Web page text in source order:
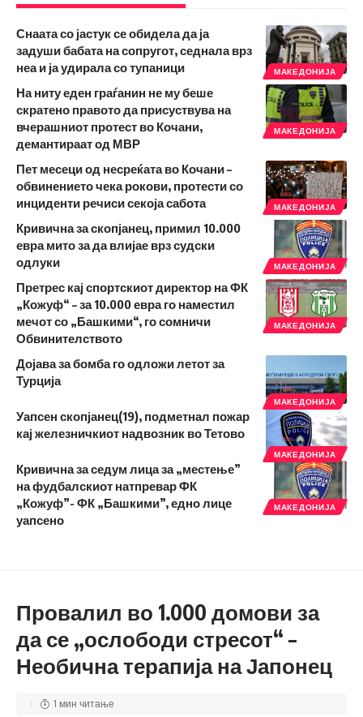
МАКЕДОНИЈА
Снаата со јастук се обидела да ја
задуши бабата на сопругот, седнала врз
неа и ја удирала со тупаници
МАКЕДОНИЈА
На ниту еден граѓанин не му беше
скратено правото да присуствува на
вчерашниот протест во Кочани,
демантираат од МВР
МАКЕДОНИЈА
Пет месеци од несреќата во Кочани –
обвинението чека рокови, протести со
инциденти речиси секоја сабота
МАКЕДОНИЈА
Кривична за скопјанец, примил 10.000
евра мито за да влијае врз судски
одлуки
МАКЕДОНИЈА
Претрес кај спортскиот директор на ФК
„Кожуф“ – за 10.000 евра го наместил
мечот со „Башкими“, го сомничи
Обвинителството
МАКЕДОНИЈА
Дојава за бомба го одложи летот за
Турција
МАКЕДОНИЈА
Уапсен скопјанец(19), подметнал пожар
кај железничкиот надвозник во Тетово
МАКЕДОНИЈА
Кривична за седум лица за „местење”
на фудбалскиот натпревар ФК
„Кожуф”- ФК „Башкими”, едно лице
уапсено
Провалил во 1.000 домови за
да се „ослободи стресот“ –
Необична терапија на Јапонец
1 мин читање